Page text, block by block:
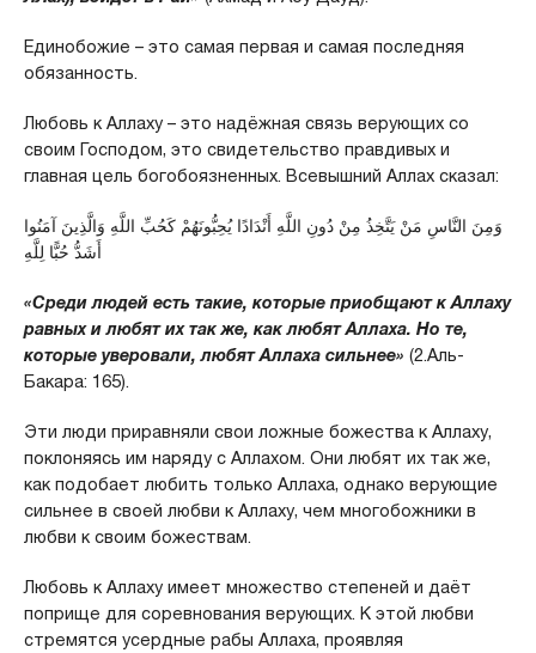
Единобожие – это самая первая и самая последняя
обязанность.
Любовь к Аллаху – это надёжная связь верующих со
своим Господом, это свидетельство правдивых и
главная цель богобоязненных. Всевышний Аллах сказал:
وَمِنَ النَّاسِ مَنْ يَتَّخِذُ مِنْ دُونِ اللَّهِ أَنْدَادًا يُحِبُّونَهُمْ كَحُبِّ اللَّهِ وَالَّذِينَ آمَنُوا
أَشَدُّ حُبًّا لِلَّهِ
«Среди людей есть такие, которые приобщают к Аллаху
равных и любят их так же, как любят Аллаха. Но те,
которые уверовали, любят Аллаха сильнее» (2.Аль-
Бакара: 165).
Эти люди приравняли свои ложные божества к Аллаху,
поклоняясь им наряду с Аллахом. Они любят их так же,
как подобает любить только Аллаха, однако верующие
сильнее в своей любви к Аллаху, чем многобожники в
любви к своим божествам.
Любовь к Аллаху имеет множество степеней и даёт
поприще для соревнования верующих. К этой любви
стремятся усердные рабы Аллаха, проявляя